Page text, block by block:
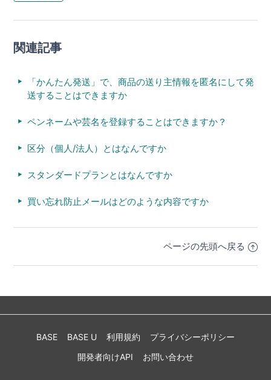
関連記事
「かんたん発送」で、商品の送り主情報を匿名にして発
送することはできますか
ペンネームや芸名を登録することはできますか？
区分（個人/法人）とはなんですか
スタンダードプランとはなんですか
買い忘れ防止メールはどのような内容ですか
ページの先頭へ戻る
BASE BASE U 利用規約
プライバシーポリシー
開発者向けAPI
お問い合わせ